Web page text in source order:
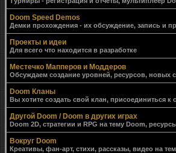
Doom Speed Demos
Демки прохождения - их обсуждение, запись и
Проекты и идеи
Для всего что находится в разработке
Местечко Мапперов и Моддеров
Обсуждаем создание уровней, ресурсов,
Doom Кланы
Вы хотите создать свой клан, присоединиться
Другой Doom / Doom в других играх
Doom 2D, стратегии и RPG на тему Doom,
Вокруг Doom
Креативы, фан-арт, стихи, рассказы, видео на